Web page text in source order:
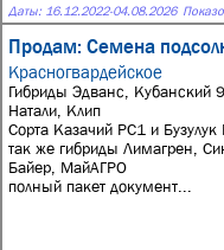
Даты: 16.12.2022-04.08.2026
Продам: Семена
Красногвардейское
Гибриды Эдванс, Кубанский
Натали, Клип
Сорта Казачий РС1 и Бузулук
так же гибриды Лимагрен,
Байер, МайАГРО
полный пакет документ...